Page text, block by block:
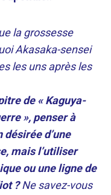
la grossesse
Akasaka-sensei
les uns après les
de « Kaguya-
», penser à
d’une
mais l’utiliser
ou une ligne de
?Ne savez-vous